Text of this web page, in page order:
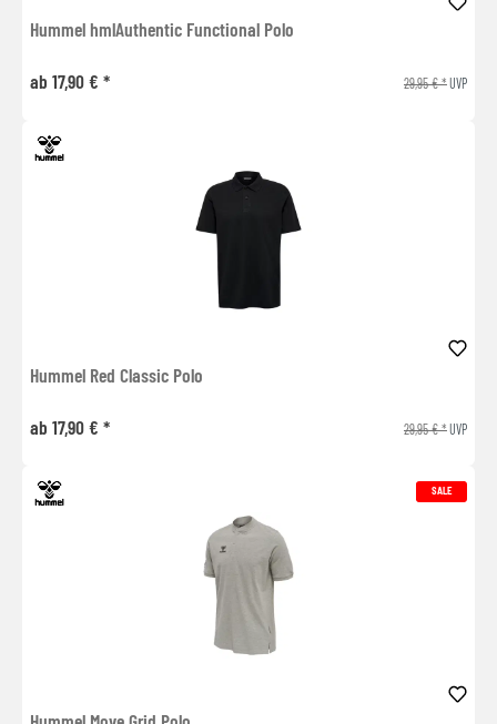
Hummel hmlAuthentic Functional Polo
ab 17,90 € * 29,95 € *UVP
Hummel Red Classic Polo
ab 17,90 € * 29,95 € *UVP
SALE